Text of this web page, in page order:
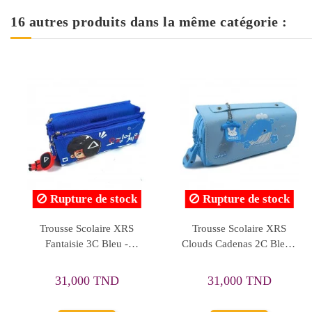
16 autres produits dans la même catégorie :
Rupture de stock
Trousse Happy 2
Compartiments, Unicorn -
26,656 TND
Rupture de stock
Trousse Happy, Monster
High - Réf.3004